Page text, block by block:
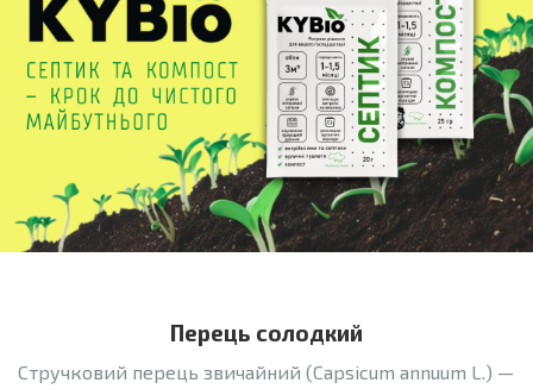
Перець солодкий
Стручковий перець звичайний (Capsicum annuum L.) —